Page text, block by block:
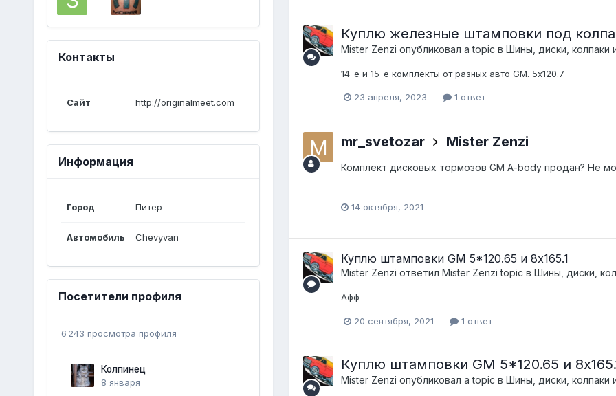
Контакты
Сайт http://originalmeet.com
Информация
Город Питер
Автомобиль Chevyvan
Посетители профиля
6 243 просмотра профиля
Колпинец
8 января
Куплю железные штамповки под
Mister Zenzi опубликовал a topic в Шины, диски, колпаки
14-е и 15-е комплекты от разных авто GM. 5х120.7
23 апреля, 2023 1 ответ
mr_svetozar Mister Zenzi
Комплект дисковых тормозов GM A-body продан? Не
14 октября, 2021
Куплю штамповки GM 5*120.65 и 8х165.1
Mister Zenzi ответил Mister Zenzi topic в Шины, диски,
Афф
20 сентября, 2021 1 ответ
Куплю штамповки GM 5*120.65 и
Mister Zenzi опубликовал a topic в Шины, диски, колпаки